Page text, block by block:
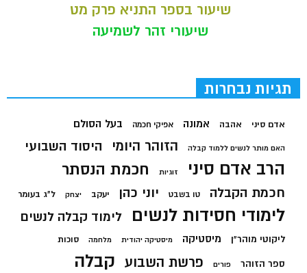
שיעור בספר התניא פרק מט
שיעורי זהר לשמיעה
תגיות נבחרות
אדם סיני אהבה אמונה אפיקי חכמה בעל הסולם
האם מותר לנשים ללמוד קבלה הזוהר היומי היסוד השבועי
הרב אדם סיני זוגיות חכמת הנסתר
חכמת הקבלה טו בשבט יוני כהן יעקב יצחק ל"ג בעומר
לימודי חסידות לנשים לימוד קבלה לנשים
ליקוטי מוהר"ן מיסטיקה מיסטיקה יהודית מלחמה סוכות
ספר הזוהר פורים פרשת השבוע קבלה